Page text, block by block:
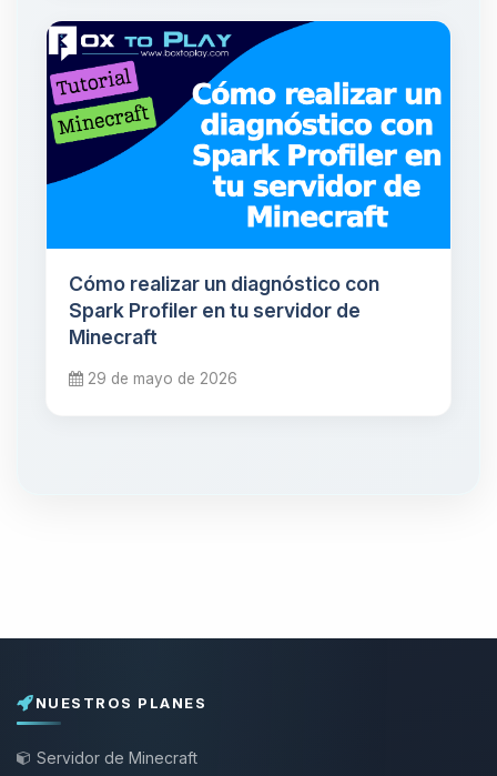
Cómo realizar un diagnóstico con
Spark Profiler en tu servidor de
Minecraft
29 de mayo de 2026
NUESTROS PLANES
Servidor de Minecraft